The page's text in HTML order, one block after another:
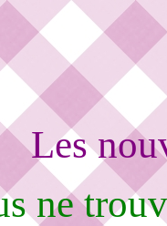
Les
ne